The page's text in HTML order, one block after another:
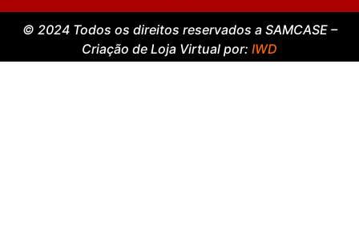
© 2024 Todos os direitos reservados a SAMCASE –
Criação de Loja Virtual por: IWD